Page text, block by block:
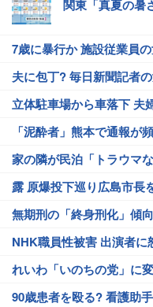
関東「真夏の暑
7歳に暴行か 施設従業員
夫に包丁? 毎日新聞記者
立体駐車場から車落下 夫
「泥酔者」熊本で通報が
家の隣が民泊「トラウマな
露 原爆投下巡り広島市長
無期刑の「終身刑化」傾
NHK職員性被害 出演者に
れいわ「いのちの党」に
90歳患者を殴る? 看護助